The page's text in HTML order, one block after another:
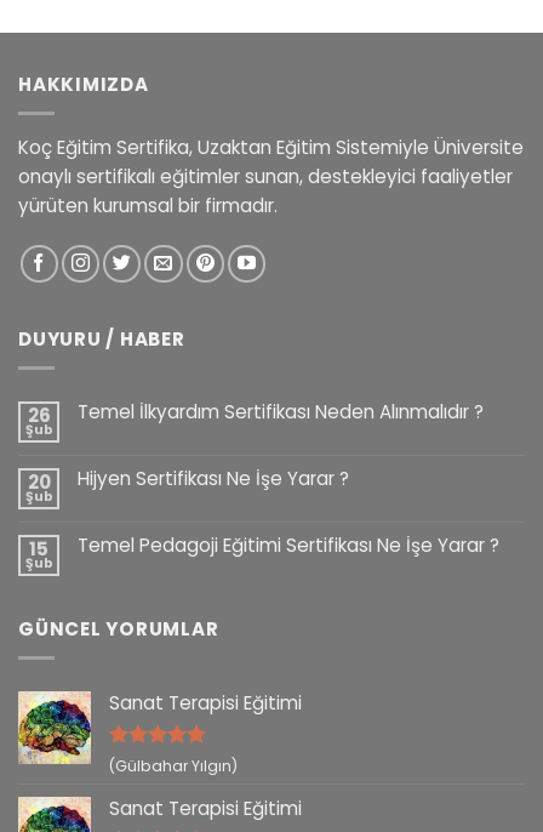
HAKKIMIZDA
Koç Eğitim Sertifika, Uzaktan Eğitim Sistemiyle Üniversite
onaylı sertifikalı eğitimler sunan, destekleyici faaliyetler
yürüten kurumsal bir firmadır.
DUYURU / HABER
26
Şub
Temel İlkyardım Sertifikası Neden Alınmalıdır ?
20
Şub
Hijyen Sertifikası Ne İşe Yarar ?
15
Şub
Temel Pedagoji Eğitimi Sertifikası Ne İşe Yarar ?
GÜNCEL YORUMLAR
Sanat Terapisi Eğitimi
5 üzerinden
(Gülbahar Yılgın)
Sanat Terapisi Eğitimi